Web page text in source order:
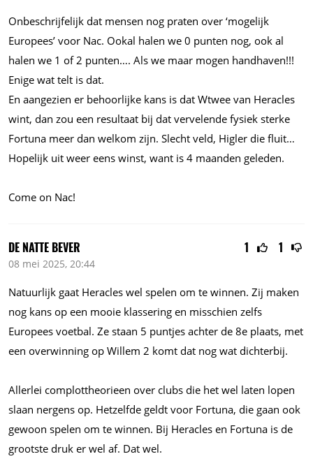
Onbeschrijfelijk dat mensen nog praten over ‘mogelijk
Europees’ voor Nac. Ookal halen we 0 punten nog, ook al
halen we 1 of 2 punten…. Als we maar mogen handhaven!!!
Enige wat telt is dat.
En aangezien er behoorlijke kans is dat Wtwee van Heracles
wint, dan zou een resultaat bij dat vervelende fysiek sterke
Fortuna meer dan welkom zijn. Slecht veld, Higler die fluit…
Hopelijk uit weer eens winst, want is 4 maanden geleden.
Come on Nac!
1 1
DE NATTE BEVER
08 mei 2025, 20:44
Natuurlijk gaat Heracles wel spelen om te winnen. Zij maken
nog kans op een mooie klassering en misschien zelfs
Europees voetbal. Ze staan 5 puntjes achter de 8e plaats, met
een overwinning op Willem 2 komt dat nog wat dichterbij.
Allerlei complottheorieen over clubs die het wel laten lopen
slaan nergens op. Hetzelfde geldt voor Fortuna, die gaan ook
gewoon spelen om te winnen. Bij Heracles en Fortuna is de
grootste druk er wel af. Dat wel.